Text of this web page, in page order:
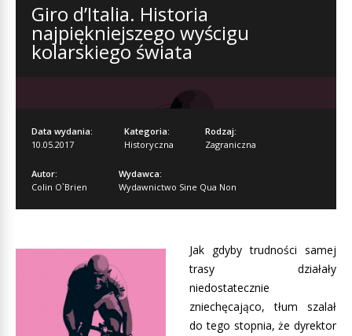
Giro d’Italia. Historia
najpiękniejszego wyścigu
kolarskiego świata
Data wydania:
10.05.2017
Kategoria:
Historyczna
Rodzaj:
Zagraniczna
Autor:
Colin O`Brien
Wydawca:
Wydawnictwo Sine Qua Non
Jak gdyby trudności samej
trasy działały
niedostatecznie
zniechęcająco, tłum szalał
do tego stopnia, że dyrektor